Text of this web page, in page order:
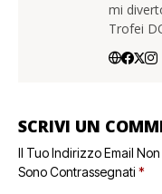
mi
Trofei
SCRIVI UN
Il Tuo Indirizzo Email
Sono Contrassegnati *